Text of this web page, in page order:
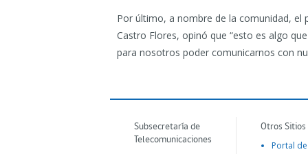
Por último, a nombre de la comunidad, el
Castro Flores, opinó que “esto es algo
para nosotros poder comunicarnos con
Subsecretaría de
Telecomunicaciones
Otros
Portal